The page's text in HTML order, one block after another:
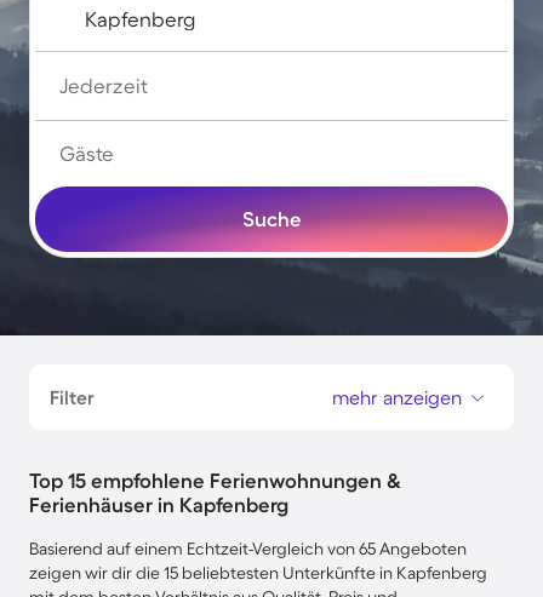
Jederzeit
Gäste
Suche
Filter mehr anzeigen
Top 15 empfohlene Ferienwohnungen &
Ferienhäuser in Kapfenberg
Basierend auf einem Echtzeit-Vergleich von 65 Angeboten
zeigen wir dir die 15 beliebtesten Unterkünfte in Kapfenberg